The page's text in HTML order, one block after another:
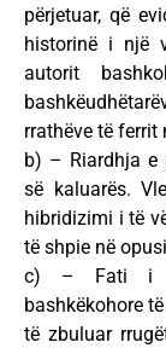
përjetuar, që
historinë i një
autorit
rrathëve të ferrit
b) – Riardhja e
së kaluarës.
hibridizimi i të
të shpie në
c) – Fati i
bashkëkohore
të zbuluar